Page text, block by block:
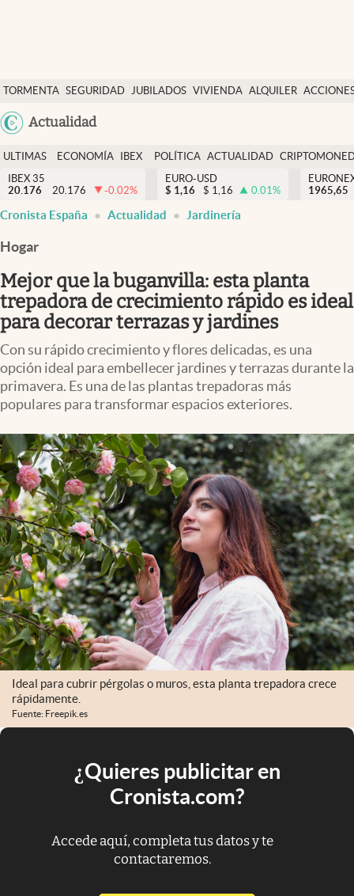
TORMENTA SEGURIDAD JUBILADOS VIVIENDA ALQUILER
USA
Actualidad
Economía y finanzas
Política
Actualidad
Criptomonedas
España
ULTIMAS
NOTICIAS
ECONOMÍA
FINANZAS
IBEX
EURO
POLÍTICA ACTUALIDAD
IBEX 35
20.176
20.176 -0.02%
EURO-USD
$ 1,16 $ 1,16 0.01%
1965,65
Cronista España Actualidad Jardinería
Hogar
Mejor que la buganvilla: esta planta
trepadora de crecimiento rápido es ideal
para decorar terrazas y jardines
Con su rápido crecimiento y flores delicadas, es una
opción ideal para embellecer jardines y terrazas durante la
primavera. Es una de las plantas trepadoras más
populares para transformar espacios exteriores.
Ideal para cubrir pérgolas o muros, esta planta trepadora crece
rápidamente.
Fuente: Freepik.es
¿Quieres publicitar en
Cronista.com?
Accede aquí, completa tus datos y te
contactaremos.